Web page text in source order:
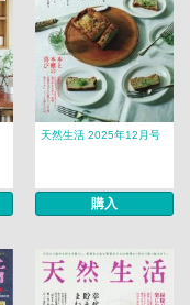
天然生活 2025年12月号
購入